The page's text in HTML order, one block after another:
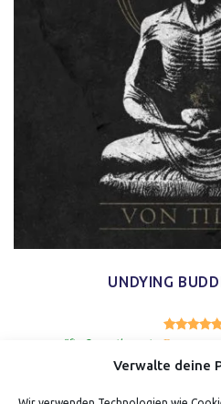
Verwalte deine
UNDYING
Bewertet
geprüfte Gesamtbewertungen